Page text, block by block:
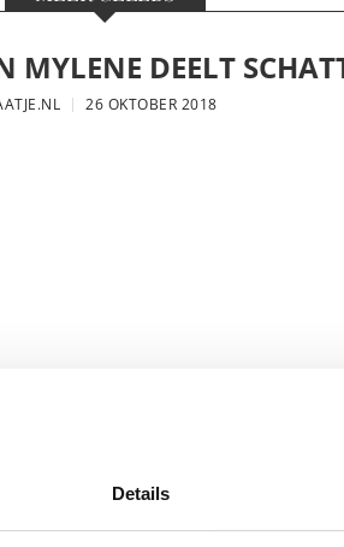
Details
MYLENE DEELT
26 OKTOBER 2018
SAAR